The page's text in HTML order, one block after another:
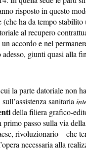
risposto in questo
(che ha da tempo
al recupero
un accordo e nel
giunti quasi alla
la parte datoriale non
sanitaria
della filiera grafico-
primo passo sulla via
rivoluzionario – che
necessaria alla